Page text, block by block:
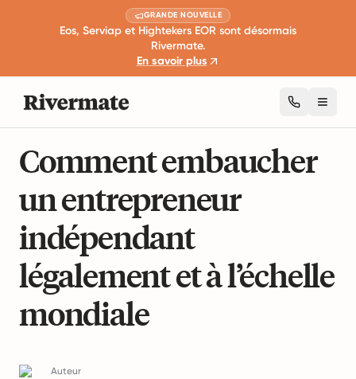
GRANDE NOUVELLE
Eos, Serviap et Hightekers EOR sont désormais
Rivermate.
En savoir plus
Comment embaucher
un entrepreneur
indépendant
légalement et à l’échelle
mondiale
Auteur